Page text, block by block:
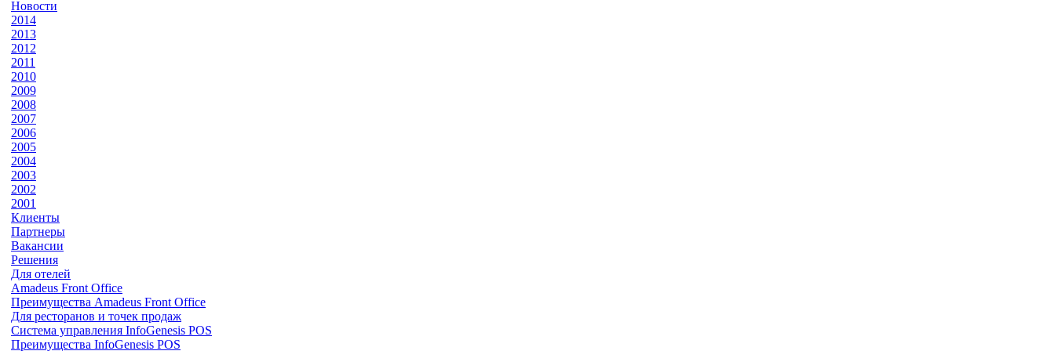
Новости
2014
2013
2012
2011
2010
2009
2008
2007
2006
2005
2004
2003
2002
2001
Клиенты
Партнеры
Вакансии
Решения
Для отелей
Amadeus Front Office
Преимущества Amadeus Front Office
Для ресторанов и точек продаж
Система управления InfoGenesis POS
Преимущества InfoGenesis POS